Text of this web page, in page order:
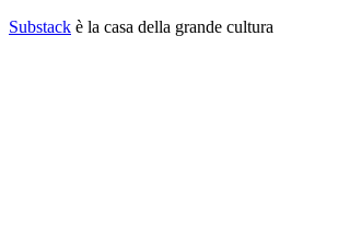
Substack è la casa della grande cultura